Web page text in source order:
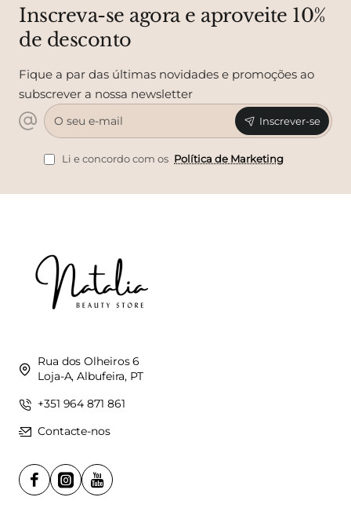
Inscreva-se agora e aproveite 10%
de desconto
Fique a par das últimas novidades e promoções ao
subscrever a nossa newsletter
O
seu
e-
mail
Inscrever-se
Li e concordo com os Política de Marketing
Rua dos Olheiros 6
Loja-A, Albufeira, PT
+351 964 871 861
Contacte-nos